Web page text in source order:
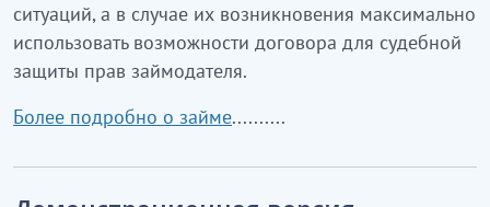
ситуаций, а в случае их возникновения максимально
использовать возможности договора для судебной
защиты прав займодателя.
Более подробно о займе..........